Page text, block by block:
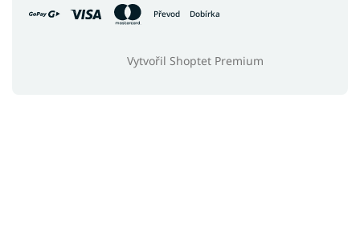
Převod Dobírka
Vytvořil Shoptet Premium